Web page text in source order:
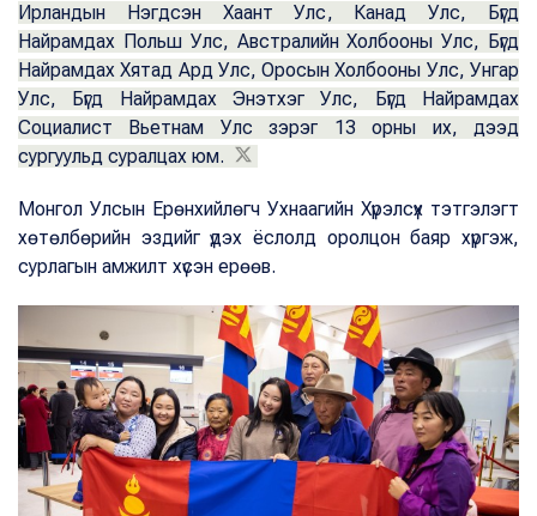
Ирландын Нэгдсэн Хаант Улс, Канад Улс, Бүгд
Найрамдах Польш Улс, Австралийн Холбооны Улс, Бүгд
Найрамдах Хятад Ард Улс, Оросын Холбооны Улс, Унгар
Улс, Бүгд Найрамдах Энэтхэг Улс, Бүгд Найрамдах
Социалист Вьетнам Улс зэрэг 13 орны их, дээд
сургуульд суралцах юм.
Монгол Улсын Ерөнхийлөгч Ухнаагийн Хүрэлсүх тэтгэлэгт
хөтөлбөрийн эздийг үдэх ёслолд оролцон баяр хүргэж,
сурлагын амжилт хүсэн ерөөв.